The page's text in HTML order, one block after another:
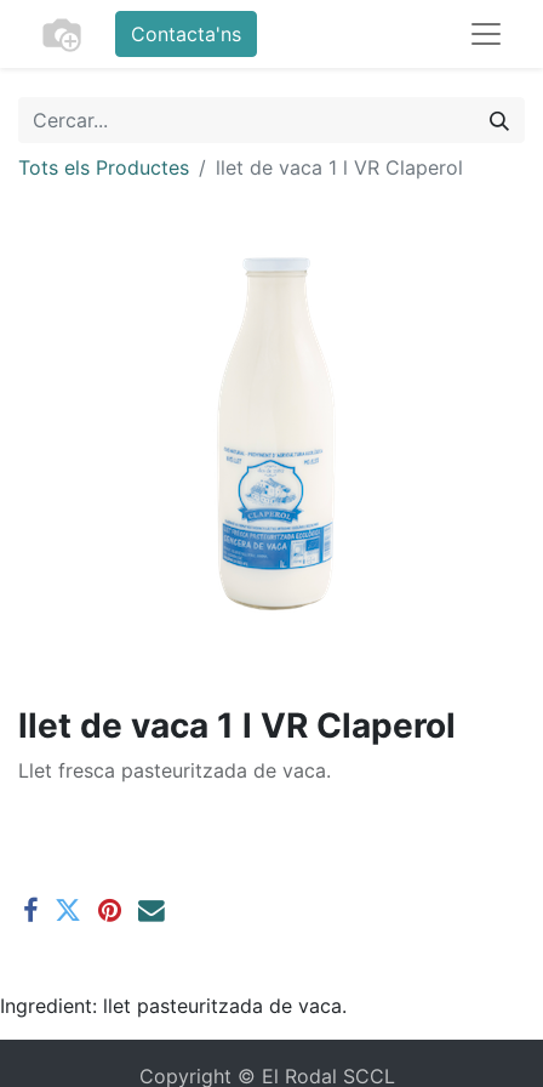
Contacta'ns
Tots els Productes llet de vaca 1 l VR Claperol
llet de vaca 1 l VR Claperol
Llet fresca pasteuritzada de vaca.
Ingredient: llet pasteuritzada de vaca.
Copyright © El Rodal SCCL